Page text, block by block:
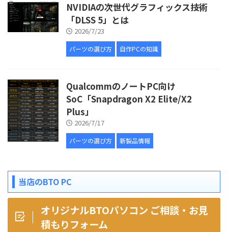
NVIDIAの次世代グラフィックス技術
「DLSS 5」とは
2026/7/23
パーツの選び方 自作PCの知識
QualcommのノートPC向け
SoC「Snapdragon X2 Elite/X2
Plus」
2026/7/17
パーツの選び方 新製品情報
当店のBTO PC
オリジナルBTOパソコン ご相談・お見
積もりフォーム